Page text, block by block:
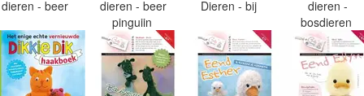
dieren - beer
dieren - beer
pinguiin
Dieren - bij
dieren -
bosdieren